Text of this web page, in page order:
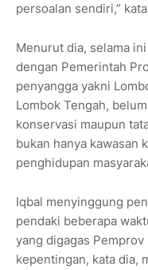
persoalan sendiri,”
Menurut dia, selama
dengan Pemerintah
penyangga yakni
Lombok Tengah,
konservasi maupun
bukan hanya kawasan
penghidupan
Iqbal menyinggung
pendaki beberapa
yang digagas
kepentingan, kata dia,